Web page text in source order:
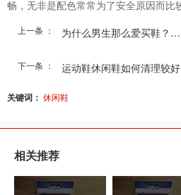
畅，无非是配色常常为了安全原因而比
上一条 ： 为什么男生那么爱买鞋？男...
下一条 ： 运动鞋休闲鞋如何清理较好
关键词： 休闲鞋
相关推荐